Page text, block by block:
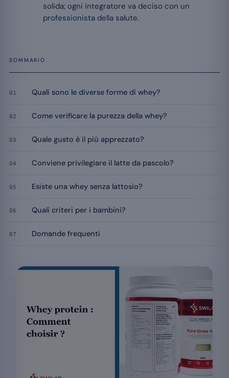
solida; ogni integratore va deciso con un
professionista della salute.
SOMMARIO
01 Quali sono le diverse forme di whey?
02 Come verificare la purezza della whey?
03 Quale gusto è il più apprezzato?
04 Conviene privilegiare il latte da pascolo?
05 Esiste una whey senza lattosio?
06 Quali criteri per i bambini?
07 Domande frequenti